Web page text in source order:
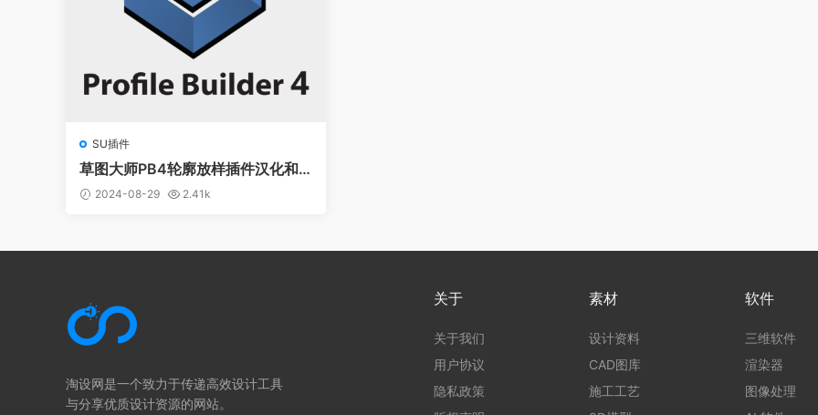
SU插件
草图大师PB4轮廓放样插件汉化和
谐版-Profile Builder v4.0.4 For Sk
etchup
2024-08-29 2.41k
淘设网是一个致力于传递高效设计工具
与分享优质设计资源的网站。
关于
关于我们
用户协议
隐私政策
素材
设计资料
CAD图库
施工工艺
软件
三维软件
渲染器
图像处理